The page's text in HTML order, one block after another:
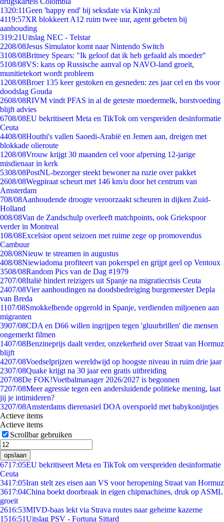
1320:11Geen 'happy end' bij seksdate via Kinky.nl
4119:57XR blokkeert A12 ruim twee uur, agent gebeten bij
aanhouding
319:21Uitslag NEC - Telstar
2208/08Jesus Simulator komt naar Nintendo Switch
3108/08Britney Spears: "Ik geloof dat ik heb gefaald als moeder"
5108/08VS: kans op Russische aanval op NAVO-land groeit,
munitietekort wordt probleem
1208/08Broer 135 keer gestoken en gesneden: zes jaar cel en tbs voor
doodslag Gouda
2608/08RIVM vindt PFAS in al de geteste moedermelk, borstvoeding
blijft advies
6708/08EU bekritiseert Meta en TikTok om verspreiden desinformatie
Ceuta
4408/08Houthi's vallen Saoedi-Arabië en Jemen aan, dreigen met
blokkade olieroute
1208/08Vrouw krijgt 30 maanden cel voor afpersing 12-jarige
misdienaar in kerk
5308/08PostNL-bezorger steekt bewoner na ruzie over pakket
2608/08Wegpiraat scheurt met 146 km/u door het centrum van
Amsterdam
708/08Aanhoudende droogte veroorzaakt scheuren in dijken Zuid-
Holland
008/08Van de Zandschulp overleeft matchpoints, ook Griekspoor
verder in Montreal
108/08Excelsior opent seizoen met ruime zege op promovendus
Cambuur
208/08Nieuw te streamen in augustus
408/08Niewiadoma profiteert van pokerspel en grijpt geel op Ventoux
3508/08Random Pics van de Dag #1979
2707/08Italië hindert reizigers uit Spanje na migratiecrisis Ceuta
2407/08Vier aanhoudingen na doodsbedreiging burgemeester Depla
van Breda
1107/08Smokkelbende opgerold in Spanje, verdienden miljoenen aan
migranten
3907/08CDA en D66 willen ingrijpen tegen 'gluurbrillen' die mensen
ongemerkt filmen
1407/08Benzineprijs daalt verder, onzekerheid over Straat van Hormuz
blijft
4207/08Voedselprijzen wereldwijd op hoogste niveau in ruim drie jaar
2307/08Quake krijgt na 30 jaar een gratis uitbreiding
207/08De FOK!Voetbalmanager 2026/2027 is begonnen
7207/08Meer agressie tegen een andersluidende politieke mening, laat
jij je intimideren?
3207/08Amsterdams dierenasiel DOA overspoeld met babykonijntjes
Actieve items
Actieve items
Scrollbar gebruiken
opslaan
6717:05EU bekritiseert Meta en TikTok om verspreiden desinformatie
Ceuta
3417:05Iran stelt zes eisen aan VS voor heropening Straat van Hormuz
3617:04China boekt doorbraak in eigen chipmachines, druk op ASML
groeit
2616:53MIVD-baas lekt via Strava routes naar geheime kazerne
1516:51Uitslag PSV - Fortuna Sittard